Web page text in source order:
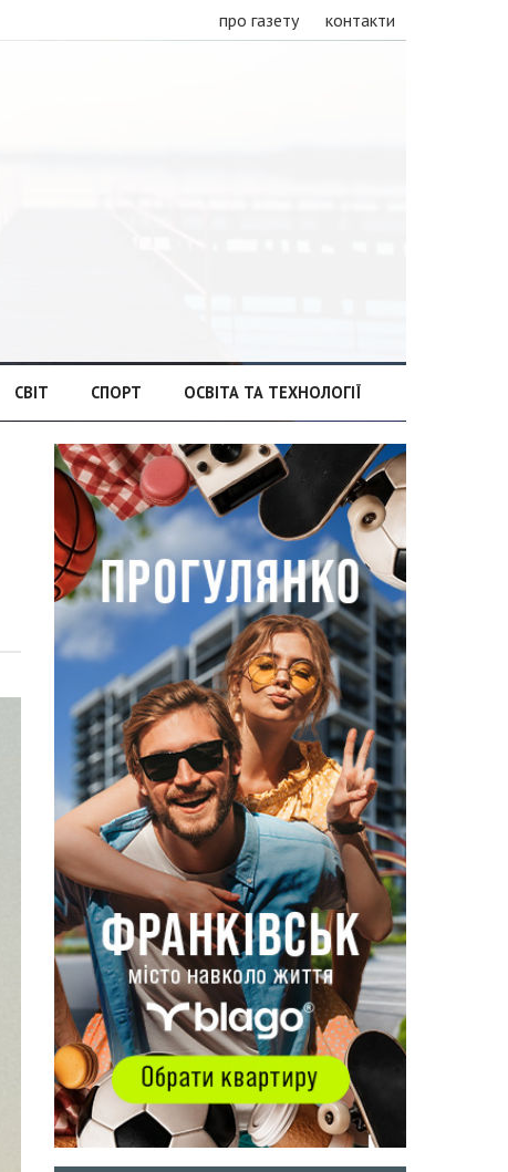
про газету контакти
СВІТ СПОРТ ОСВІТА ТА ТЕХНОЛОГІЇ